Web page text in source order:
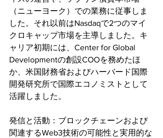
（ニューヨーク）での業務に従事しま
した。それ以前はNasdaqで2つのマイ
クロキャップ市場を主導しました。キ
ャリア初期には、Center for Global
Developmentの創設COOを務めたほ
か、米国財務省およびハーバード国際
開発研究所で国際エコノミストとして
活躍しました。
発信と活動：ブロックチェーンおよび
関連するWeb3技術の可能性と実用的な